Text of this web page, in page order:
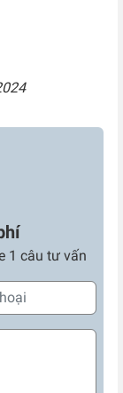
1 câu tư vấn